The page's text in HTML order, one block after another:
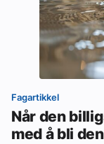
Fagartikkel
Når den
med å bli